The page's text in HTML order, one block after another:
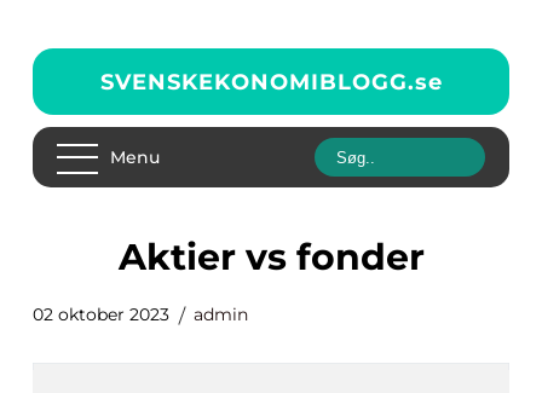
SVENSKEKONOMIBLOGG.se
Menu
aktier vs fonder
02 oktober 2023 admin